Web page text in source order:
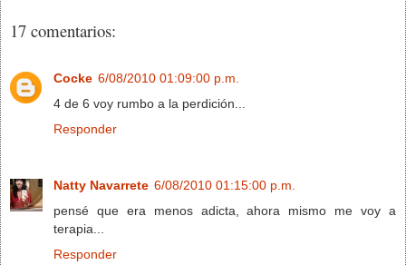
17 comentarios:
Cocke 6/08/2010 01:09:00 p.m.
4 de 6 voy rumbo a la perdición...
Responder
Natty Navarrete 6/08/2010 01:15:00 p.m.
pensé que era menos adicta, ahora mismo me voy a
terapia...
Responder